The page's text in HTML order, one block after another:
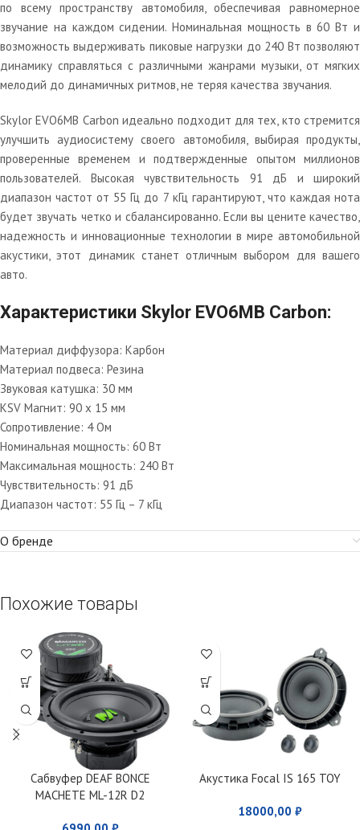
по всему пространству автомобиля, обеспечивая равномерное
звучание на каждом сидении. Номинальная мощность в 60 Вт и
возможность выдерживать пиковые нагрузки до 240 Вт позволяют
динамику справляться с различными жанрами музыки, от мягких
мелодий до динамичных ритмов, не теряя качества звучания.
Skylor EVO6MB Carbon идеально подходит для тех, кто стремится
улучшить аудиосистему своего автомобиля, выбирая продукты,
проверенные временем и подтвержденные опытом миллионов
пользователей. Высокая чувствительность 91 дБ и широкий
диапазон частот от 55 Гц до 7 кГц гарантируют, что каждая нота
будет звучать четко и сбалансированно. Если вы цените качество,
надежность и инновационные технологии в мире автомобильной
акустики, этот динамик станет отличным выбором для вашего
авто.
Характеристики Skylor EVO6MB Carbon:
Материал диффузора: Карбон
Материал подвеса: Резина
Звуковая катушка: 30 мм
KSV Магнит: 90 x 15 мм
Сопротивление: 4 Ом
Номинальная мощность: 60 Вт
Максимальная мощность: 240 Вт
Чувствительность: 91 дБ
Диапазон частот: 55 Гц – 7 кГц
О бренде
Похожие товары
Сабвуфер DEAF BONCE
MACHETE ML-12R D2
Акустика Focal IS 165 TOY
18000,00 ₽